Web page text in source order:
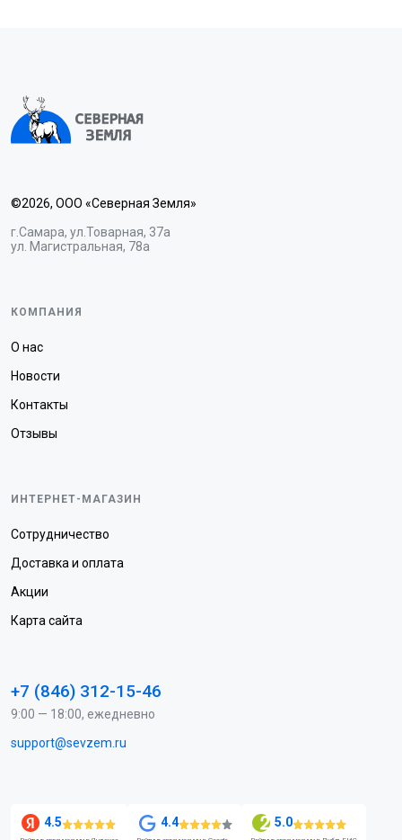
©2026, ООО «Северная Земля»
г.Самара, ул.Товарная, 37а
ул. Магистральная, 78а
КОМПАНИЯ
О нас
Новости
Контакты
Отзывы
ИНТЕРНЕТ-МАГАЗИН
Сотрудничество
Доставка и оплата
Акции
Карта сайта
+7 (846) 312-15-46
9:00 — 18:00, ежедневно
support@sevzem.ru
4.5 4.4 5.0